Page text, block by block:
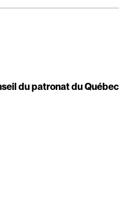
du patronat du